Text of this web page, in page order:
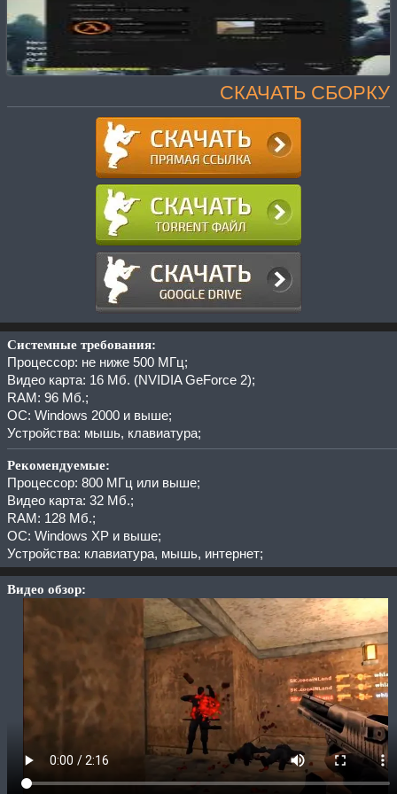
СКАЧАТЬ СБОРКУ
Системные требования:
Процессор: не ниже 500 МГц;
Видео карта: 16 Мб. (NVIDIA GeForce 2);
RAM: 96 Мб.;
ОС: Windows 2000 и выше;
Устройства: мышь, клавиатура;
Рекомендуемые:
Процессор: 800 МГц или выше;
Видео карта: 32 Мб.;
RAM: 128 Мб.;
ОС: Windows XP и выше;
Устройства: клавиатура, мышь, интернет;
Видео обзор: